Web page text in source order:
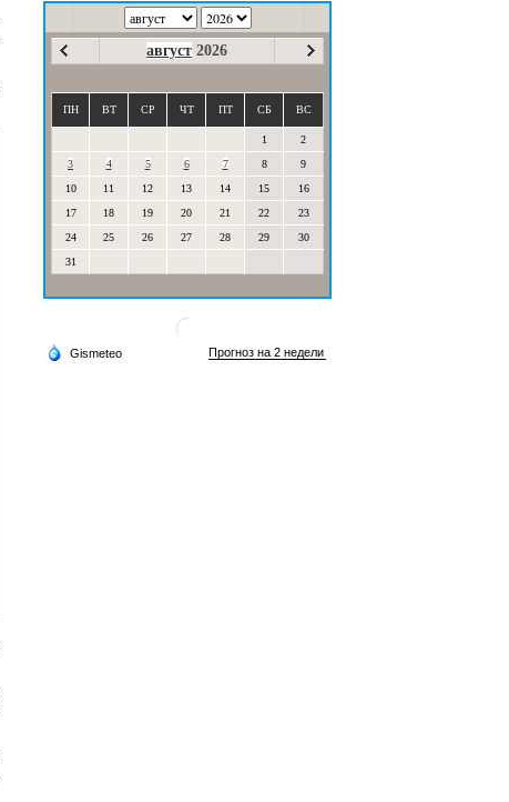
август 2026
ПН ВТ СР ЧТ ПТ СБ ВС
1
2
3
4 5 6 7 8
9
10
11 12 13 14 15
16
17
18 19 20 21 22
23
24
25 26 27 28 29
30
31